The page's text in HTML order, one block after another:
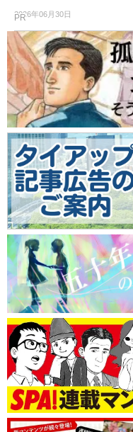
2026年06月30日
PR